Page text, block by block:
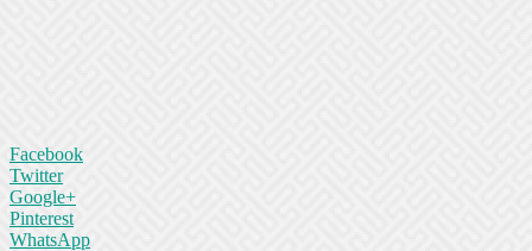
Facebook
Twitter
Google+
Pinterest
WhatsApp